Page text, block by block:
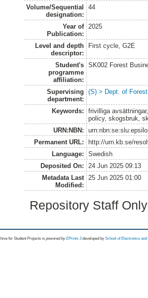
Volume/Sequential
designation:
44
Year of
Publication:
2025
Level and depth
descriptor:
First cycle, G2E
Student's
programme
affiliation:
SK002 Forest
Supervising
department:
(S) > Dept. of
Keywords:
frivilliga
policy, skogsbruk,
URN:NBN:
Permanent URL:
http://urn.kb.se/
Language:
Swedish
Deposited On:
24 Jun 2025 09:13
Metadata Last
Modified:
25 Jun 2025 01:00
Repository Staff
for Student Projects is powored byEPrints 3 developed by School of Electronics